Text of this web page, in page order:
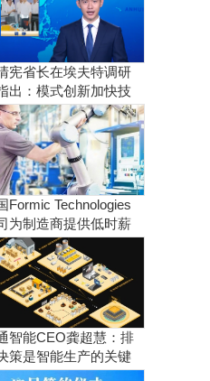
宪省长在埃夫特调研
出：模式创新加快技
新和产品创新的落地
Formic Technologies
为制造商提供低时薪
赁工业机器人服务
智能CEO龚超慧：排
策是智能生产的关键